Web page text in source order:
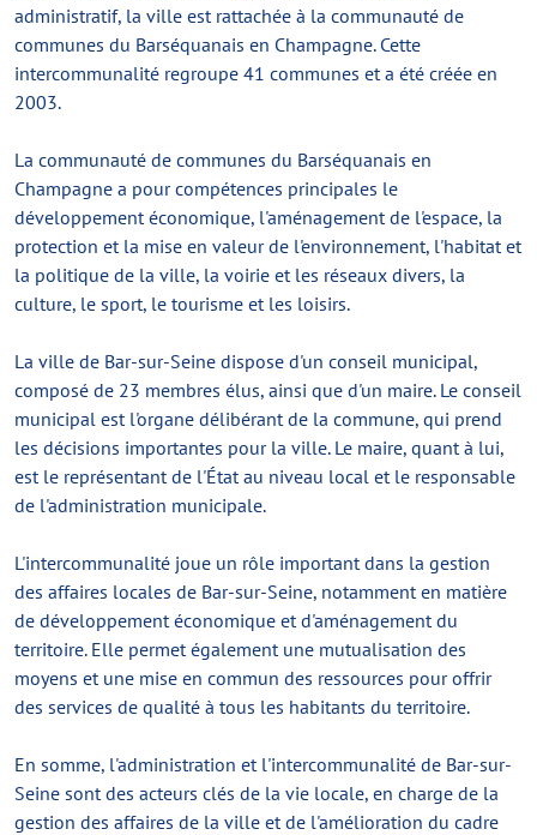
administratif, la ville est rattachée à la communauté de
communes du Barséquanais en Champagne. Cette
intercommunalité regroupe 41 communes et a été créée en
2003.
La communauté de communes du Barséquanais en
Champagne a pour compétences principales le
développement économique, l'aménagement de l'espace, la
protection et la mise en valeur de l'environnement, l'habitat et
la politique de la ville, la voirie et les réseaux divers, la
culture, le sport, le tourisme et les loisirs.
La ville de Bar-sur-Seine dispose d'un conseil municipal,
composé de 23 membres élus, ainsi que d'un maire. Le conseil
municipal est l'organe délibérant de la commune, qui prend
les décisions importantes pour la ville. Le maire, quant à lui,
est le représentant de l'État au niveau local et le responsable
de l'administration municipale.
L'intercommunalité joue un rôle important dans la gestion
des affaires locales de Bar-sur-Seine, notamment en matière
de développement économique et d'aménagement du
territoire. Elle permet également une mutualisation des
moyens et une mise en commun des ressources pour offrir
des services de qualité à tous les habitants du territoire.
En somme, l'administration et l'intercommunalité de Bar-sur-
Seine sont des acteurs clés de la vie locale, en charge de la
gestion des affaires de la ville et de l'amélioration du cadre